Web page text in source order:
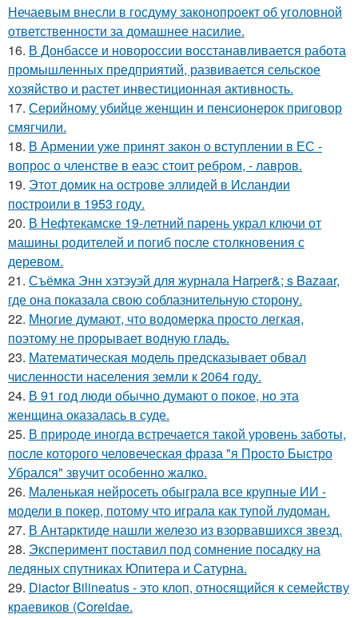
Нечаевым внесли в госдуму законопроект об уголовной
ответственности за домашнее насилие.
16. В Донбассе и новороссии восстанавливается работа
промышленных предприятий, развивается сельское
хозяйство и растет инвестиционная активность.
17. Серийному убийце женщин и пенсионерок приговор
смягчили.
18. В Армении уже принят закон о вступлении в ЕС -
вопрос о членстве в еаэс стоит ребром, - лавров.
19. Этот домик на острове эллидей в Исландии
построили в 1953 году.
20. В Нефтекамске 19-летний парень украл ключи от
машины родителей и погиб после столкновения с
деревом.
21. Съёмка Энн хэтэуэй для журнала Harper&; s Bazaar,
где она показала свою соблазнительную сторону.
22. Многие думают, что водомерка просто легкая,
поэтому не прорывает водную гладь.
23. Математическая модель предсказывает обвал
численности населения земли к 2064 году.
24. В 91 год люди обычно думают о покое, но эта
женщина оказалась в суде.
25. В природе иногда встречается такой уровень заботы,
после которого человеческая фраза "я Просто Быстро
Убрался" звучит особенно жалко.
26. Маленькая нейросеть обыграла все крупные ИИ -
модели в покер, потому что играла как тупой лудоман.
27. В Антарктиде нашли железо из взорвавшихся звезд.
28. Эксперимент поставил под сомнение посадку на
ледяных спутниках Юпитера и Сатурна.
29. Diactor Bilineatus - это клоп, относящийся к семейству
краевиков (Coreidae.